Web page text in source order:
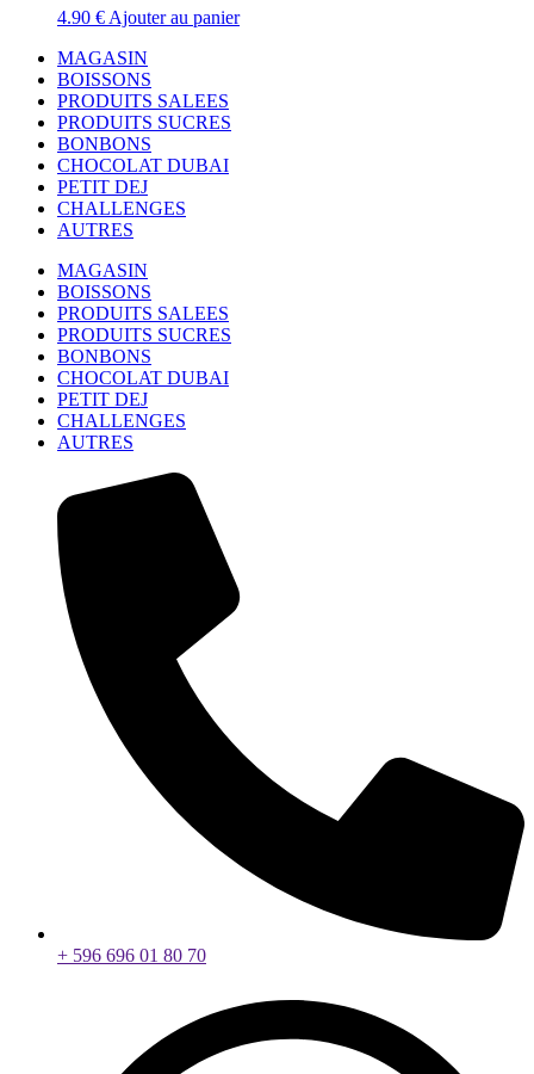
4.90 € Ajouter au panier
MAGASIN
BOISSONS
PRODUITS SALEES
PRODUITS SUCRES
BONBONS
CHOCOLAT DUBAI
PETIT DEJ
CHALLENGES
AUTRES
MAGASIN
BOISSONS
PRODUITS SALEES
PRODUITS SUCRES
BONBONS
CHOCOLAT DUBAI
PETIT DEJ
CHALLENGES
AUTRES
+ 596 696 01 80 70